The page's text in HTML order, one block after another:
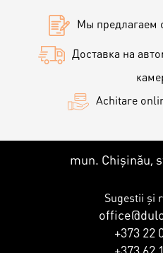
Десерт
Плацинда
Мы предлагаем
Доставка на
Achitare
mun. Chișinău,
Sugestii și
+373 22